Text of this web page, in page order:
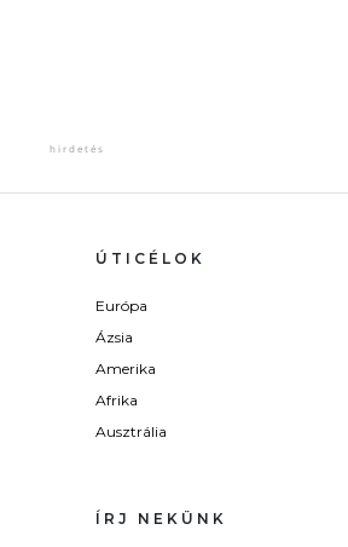
ÚTICÉLOK
Európa
Ázsia
Amerika
Afrika
Ausztrália
ÍRJ NEKÜNK